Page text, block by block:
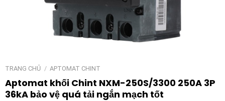
TRANG CHỦ / APTOMAT CHINT
Aptomat khối Chint NXM-250S/3300 250A 3P
36kA bảo vệ quá tải ngắn mạch tốt